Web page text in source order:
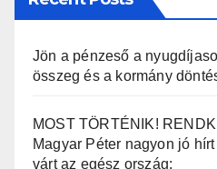
Jön a pénzeső a
összeg és a kormány
MOST TÖRTÉNIK!
Magyar Péter nagyon jó
várt az egész ország: